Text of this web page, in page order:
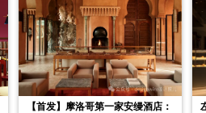
【首发】摩洛哥第一家安缦酒店：